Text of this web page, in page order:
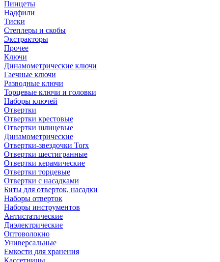
Пинцеты
Надфили
Тиски
Степлеры и скобы
Экстракторы
Прочее
Ключи
Динамометрические ключи
Гаечные ключи
Разводные ключи
Торцевые ключи и головки
Наборы ключей
Отвертки
Отвертки крестовые
Отвертки шлицевые
Динамометрические
Отвертки-звездочки Torx
Отвертки шестигранные
Отвертки керамические
Отвертки торцевые
Отвертки с насадками
Биты для отверток, насадки
Наборы отверток
Наборы инструментов
Антистатические
Диэлектрические
Оптоволокно
Универсальные
Емкости для хранения
Кассетницы